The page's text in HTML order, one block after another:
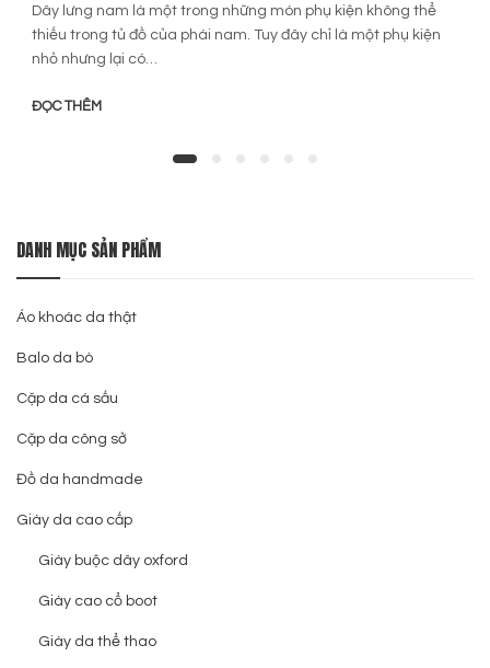
Dây lưng nam là một trong những món phụ kiện không thể
thiếu trong tủ đồ của phái nam. Tuy đây chỉ là một phụ kiện
nhỏ nhưng lại có…
ĐỌC THÊM
DANH MỤC SẢN PHẨM
Áo khoác da thật
Balo da bò
Cặp da cá sấu
Cặp da công sở
Đồ da handmade
Giày da cao cấp
Giày buộc dây oxford
Giày cao cổ boot
Giày da thể thao